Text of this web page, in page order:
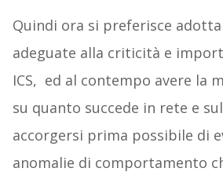
Quindi ora si preferisce
adeguate alla criticità e
ICS, ed al contempo avere la
su quanto succede in rete e
accorgersi prima possibile di
anomalie di comportamento